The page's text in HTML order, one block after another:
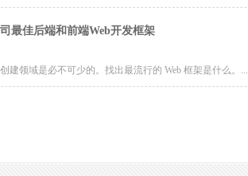
最佳后端和前端Web开发框架
建领域是必不可少的。找出最流行的 Web 框架是什么。...